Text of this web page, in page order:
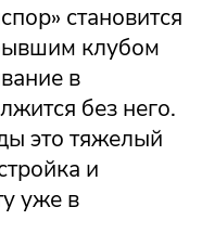
становится
клубом
в
без него.
это тяжелый
и
уже в